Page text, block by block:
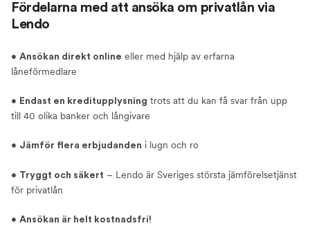
Fördelarna med att ansöka om privatlån via
Lendo
• Ansökan direkt online eller med hjälp av erfarna
låneförmedlare
• Endast en kreditupplysning trots att du kan få svar från upp
till 40 olika banker och långivare
• Jämför flera erbjudanden i lugn och ro
• Tryggt och säkert – Lendo är Sveriges största jämförelsetjänst
för privatlån
• Ansökan är helt kostnadsfri!